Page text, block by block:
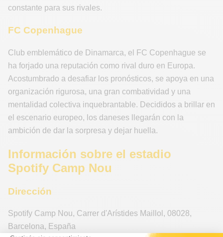
constante para sus rivales.
FC Copenhague
Club emblemático de Dinamarca, el FC Copenhague se
ha forjado una reputación como rival duro en Europa.
Acostumbrado a desafiar los pronósticos, se apoya en una
organización rigurosa, una gran combatividad y una
mentalidad colectiva inquebrantable. Decididos a brillar en
el escenario europeo, los daneses llegarán con la
ambición de dar la sorpresa y dejar huella.
Información sobre el estadio
Spotify Camp Nou
Dirección
Spotify Camp Nou, Carrer d'Arístides Maillol , 08028,
Barcelona, España